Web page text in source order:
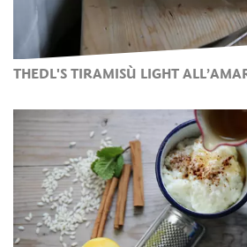
THEDL'S TIRAMISÙ LIGHT